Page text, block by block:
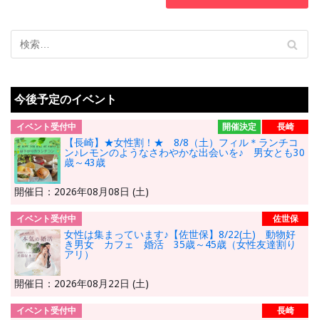
歳 女性35歳～
49歳 コロナ対策
済！☆本格挽きた
今後予定のイベント
イベント受付中 開催決定 長崎
【長崎】★女性割！★ 8/8（土）フィル＊ランチコ
ン♪レモンのようなさわやかな出会いを♪ 男女とも30
歳～43歳
開催日：2026年08月08日 (土)
イベント受付中 佐世保
女性は集まっています♪【佐世保】8/22(土) 動物好
き男女 カフェ 婚活 35歳～45歳（女性友達割り
アリ）
開催日：2026年08月22日 (土)
イベント受付中 長崎